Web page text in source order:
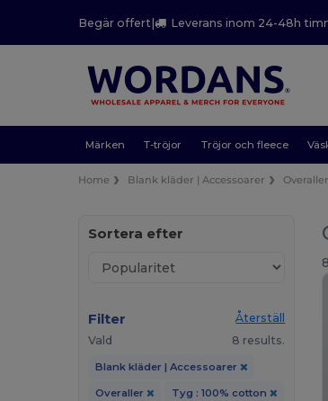
Begär offert| Leverans inom 24-48h
Märken T-tröjor Tröjor och fleece
Home Blank kläder | Accessoarer Overaller
Sortera efter
Filter
Återställ
Vald
8 results.
Blank kläder | Accessoarer
Overaller Tyg : 100% cotton